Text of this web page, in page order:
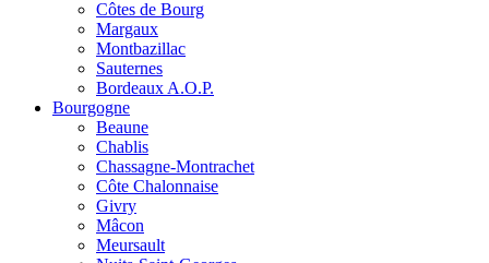
Côtes de Bourg
Margaux
Montbazillac
Sauternes
Bordeaux A.O.P.
Bourgogne
Beaune
Chablis
Chassagne-Montrachet
Côte Chalonnaise
Givry
Mâcon
Meursault